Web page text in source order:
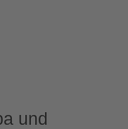
und